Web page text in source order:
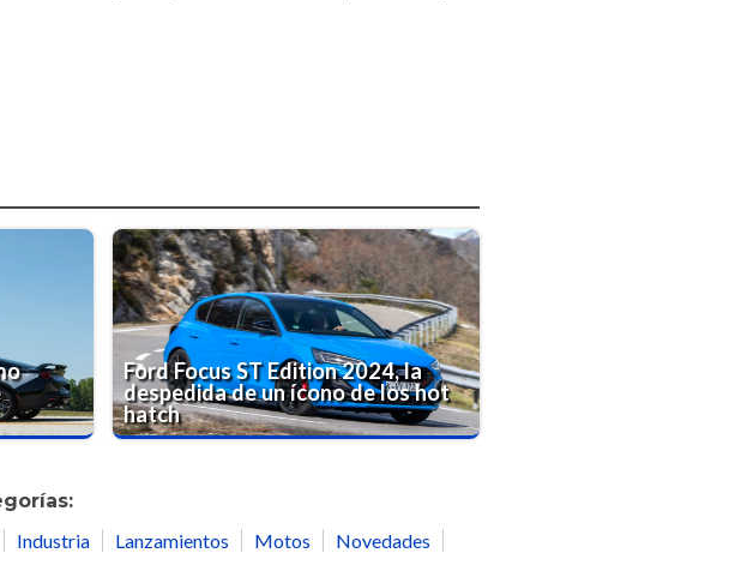
Ford Focus ST Edition 2024, la
despedida de un ícono de los hot
hatch
Industria Lanzamientos Motos
Novedades